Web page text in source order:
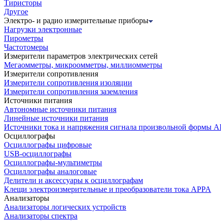
Тиристоры
Другое
Электро- и радио измерительные приборы
Нагрузки электронные
Пирометры
Частотомеры
Измерители параметров электрических сетей
Мегаомметры, микроомметры, миллиомметры
Измерители сопротивления
Измерители сопротивления изоляции
Измерители сопротивления заземления
Источники питания
Автономные источники питания
Линейные источники питания
Источники тока и напряжения сигнала произвольной формы
Осциллографы
Осциллографы цифровые
USB-осциллографы
Осциллографы-мультиметры
Осциллографы аналоговые
Делители и аксессуары к осциллографам
Клещи электроизмерительные и преобразователи тока APPA
Анализаторы
Анализаторы логических устройств
Анализаторы спектра